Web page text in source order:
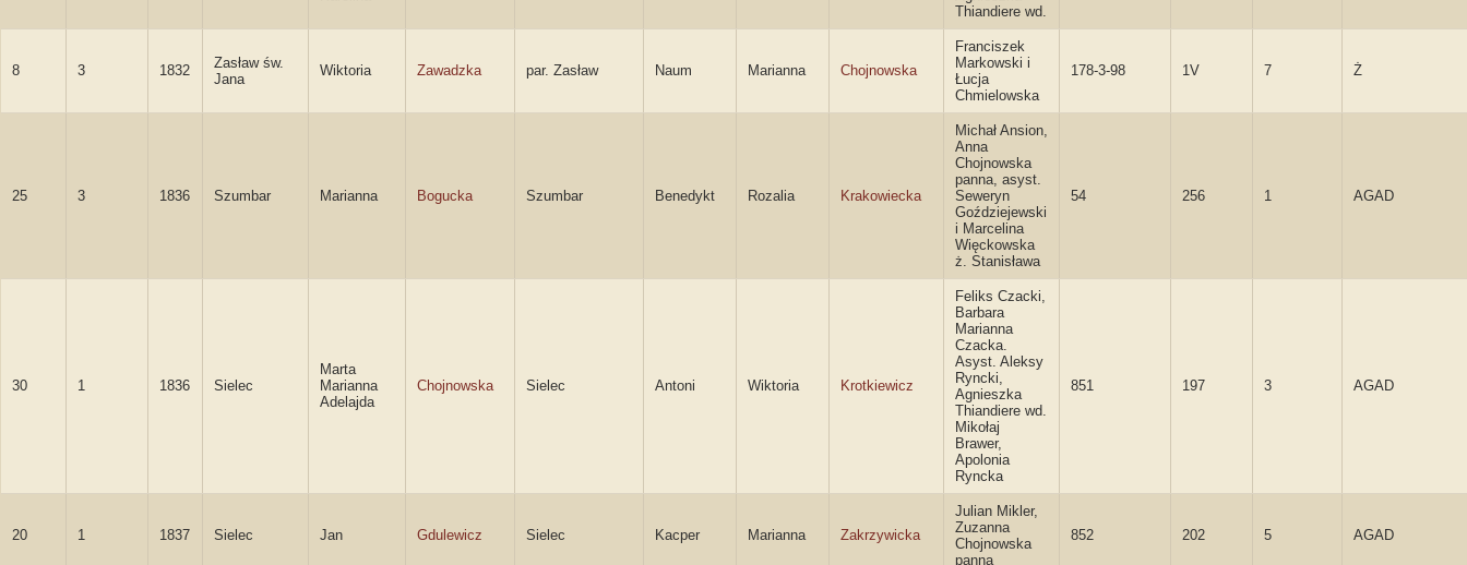
Thiandiere wd.
8 3 1832
Zasław św.
Jana
Wiktoria Zawadzka par. Zasław Naum Marianna Chojnowska
Franciszek
Markowski i
Łucja
Chmielowska
178-3-98 1V 7 Ż
25 3 1836 Szumbar Marianna Bogucka Szumbar Benedykt Rozalia Krakowiecka
Michał Ansion,
Anna
Chojnowska
panna, asyst.
Seweryn
Goździejewski
i Marcelina
Więckowska
ż. Stanisława
54 256 1 AGAD
30 1 1836 Sielec
Marta
Marianna
Adelajda
Chojnowska Sielec Antoni Wiktoria Krotkiewicz
Feliks Czacki,
Barbara
Marianna
Czacka.
Asyst. Aleksy
Ryncki,
Agnieszka
Thiandiere wd.
Mikołaj
Brawer,
Apolonia
Ryncka
851 197 3 AGAD
20 1 1837 Sielec Jan Gdulewicz Sielec Kacper Marianna Zakrzywicka
Julian Mikler,
Zuzanna
Chojnowska
panna
852 202 5 AGAD